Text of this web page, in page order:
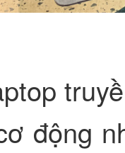
động